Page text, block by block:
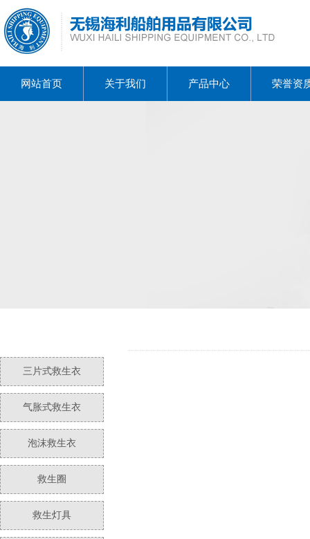
网站首页 关于我们 产品中心 荣誉资
三片式救生衣
气胀式救生衣
泡沫救生衣
救生圈
救生灯具